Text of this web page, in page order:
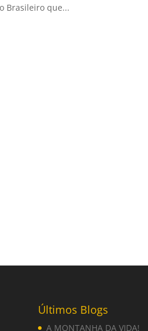
Brasileiro que...
Últimos Blogs
A MONTANHA DA VIDA!